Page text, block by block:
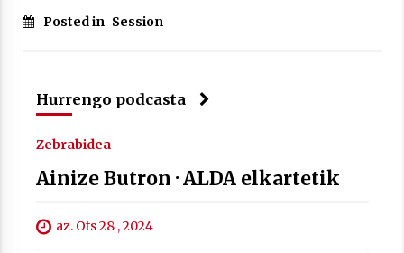
Posted in Session
Hurrengo podcasta
Zebrabidea
Ainize Butron · ALDA elkartetik
az. Ots 28 , 2024